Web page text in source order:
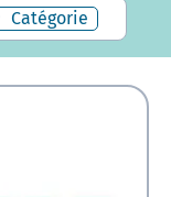
Catégorie